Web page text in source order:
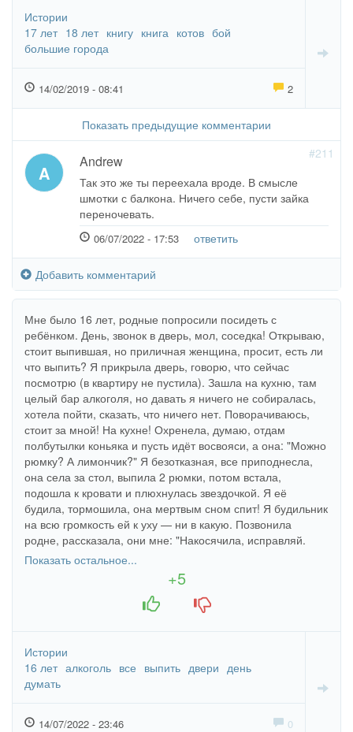
Истории
17 лет 18 лет книгу книга котов бой
большие города
14/02/2019 - 08:41 2
Показать предыдущие комментарии
A
Andrew
#211
Так это же ты переехала вроде. В смысле
шмотки с балкона. Ничего себе, пусти зайка
переночевать.
06/07/2022 - 17:53 ответить
Добавить комментарий
Мне было 16 лет, родные попросили посидеть с
ребёнком. День, звонок в дверь, мол, соседка! Открываю,
стоит выпившая, но приличная женщина, просит, есть ли
что выпить? Я прикрыла дверь, говорю, что сейчас
посмотрю (в квартиру не пустила). Зашла на кухню, там
целый бар алкоголя, но давать я ничего не собиралась,
хотела пойти, сказать, что ничего нет. Поворачиваюсь,
стоит за мной! На кухне! Охренела, думаю, отдам
полбутылки коньяка и пусть идёт восвояси, а она: "Можно
рюмку? А лимончик?" Я безотказная, все приподнесла,
она села за стол, выпила 2 рюмки, потом встала,
подошла к кровати и плюхнулась звездочкой. Я её
будила, тормошила, она мертвым сном спит! Я будильник
на всю громкость ей к уху — ни в какую. Позвонила
родне, рассказала, они мне: "Накосячила, исправляй.
Чтобы к нашему приходу её не было!" Сидела два часа
на стуле, смотрела телек под храп этой женщины. Как же
было стыдно, когда вернулись родственники! Правда,
тоже не смогли её разбудить, на руках отнесли в её
Показать остальное...
+5
Истории
16 лет алкоголь все выпить двери день
думать
14/07/2022 - 23:46 0